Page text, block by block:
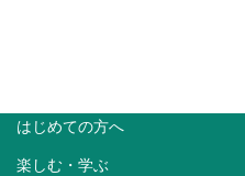
はじめての方へ
楽しむ・学ぶ